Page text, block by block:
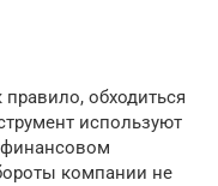
обходиться
используют
компании не